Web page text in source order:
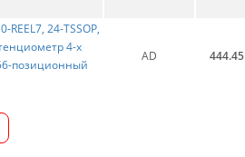
REEL7, 24-TSSOP,
4-х
позиционный
AD 444.45